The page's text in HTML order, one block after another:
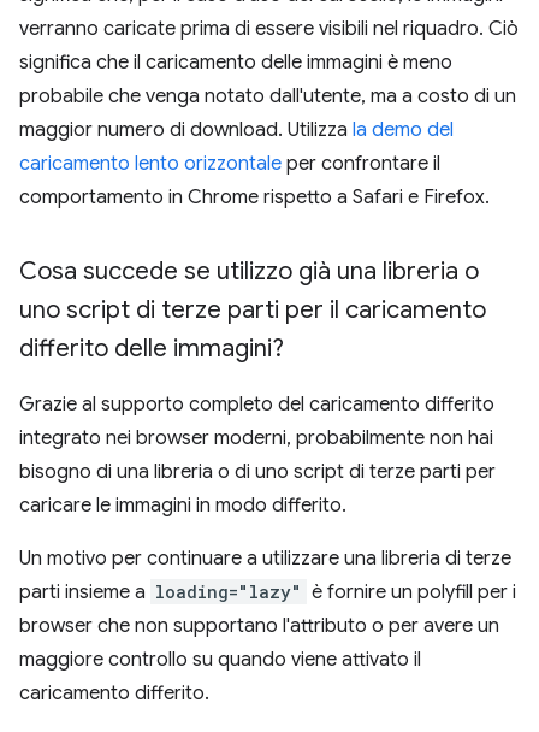
verranno caricate prima di essere visibili nel riquadro. Ciò
significa che il caricamento delle immagini è meno
probabile che venga notato dall'utente, ma a costo di un
maggior numero di download. Utilizza la demo del
caricamento lento orizzontale per confrontare il
comportamento in Chrome rispetto a Safari e Firefox.
Cosa succede se utilizzo già una libreria o
uno script di terze parti per il caricamento
differito delle immagini?
Grazie al supporto completo del caricamento differito
integrato nei browser moderni, probabilmente non hai
bisogno di una libreria o di uno script di terze parti per
caricare le immagini in modo differito.
Un motivo per continuare a utilizzare una libreria di terze
parti insieme a loading="lazy" è fornire un polyfill per i
browser che non supportano l'attributo o per avere un
maggiore controllo su quando viene attivato il
caricamento differito.